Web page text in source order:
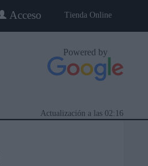
Tienda Online
Acceso
Powered by
02:16
Actualización a las